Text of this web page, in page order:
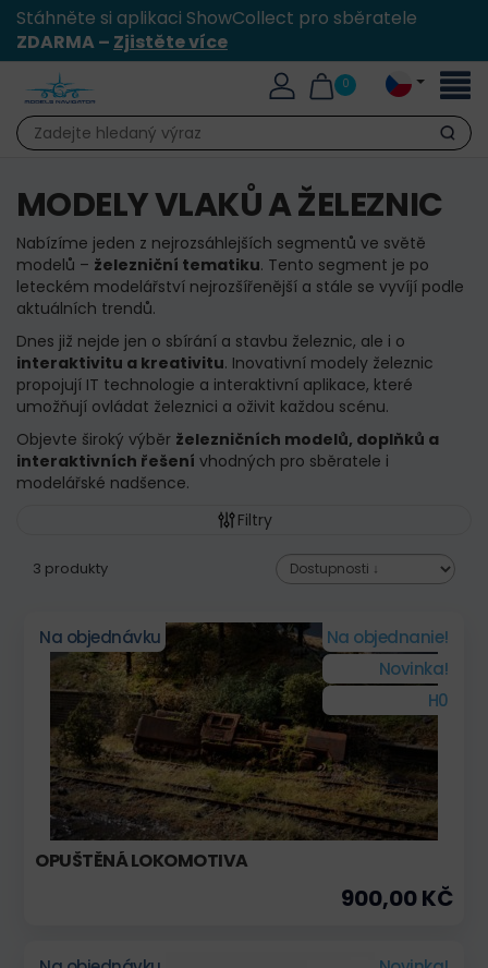
Stáhněte si aplikaci ShowCollect pro sběratele
ZDARMA – Zjistěte více
0
Hledat
MODELY VLAKŮ A ŽELEZNIC
Nabízíme jeden z nejrozsáhlejších segmentů ve světě
modelů – železniční tematiku. Tento segment je po
leteckém modelářství nejrozšířenější a stále se vyvíjí podle
aktuálních trendů.
Dnes již nejde jen o sbírání a stavbu železnic, ale i o
interaktivitu a kreativitu. Inovativní modely železnic
propojují IT technologie a interaktivní aplikace, které
umožňují ovládat železnici a oživit každou scénu.
Objevte široký výběr železničních modelů, doplňků a
interaktivních řešení vhodných pro sběratele i
modelářské nadšence.
Filtry
3 produkty
Na objednávku
Na objednanie!
Novinka!
H0
OPUŠTĚNÁ LOKOMOTIVA
900,00 KČ